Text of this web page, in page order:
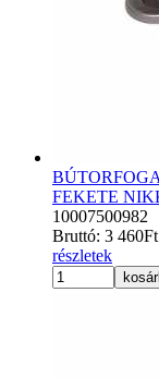
FEKETE
10007500982
Bruttó: 3 460Ft
részletek